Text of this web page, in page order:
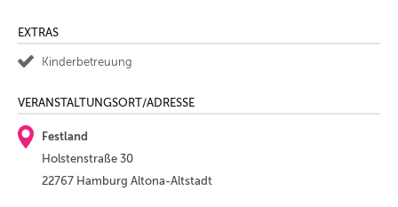
EXTRAS
Kinderbetreuung
VERANSTALTUNGSORT/ADRESSE
Festland
Holstenstraße 30
22767 Hamburg Altona-Altstadt